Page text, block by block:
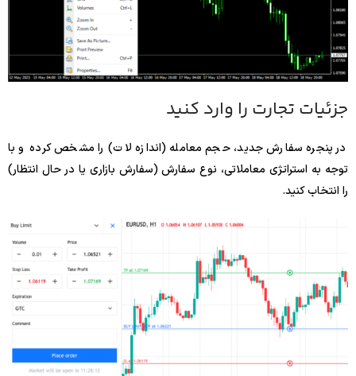
جزئیات تجارت را وارد کنید
در پنجره سفارش جدید، حجم معامله (اندازه لات) را مشخص کرده و با
توجه به استراتژی معاملاتی، نوع سفارش (سفارش بازاری یا در حال انتظار)
را انتخاب کنید.